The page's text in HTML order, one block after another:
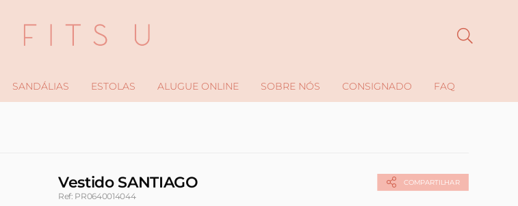
SANDÁLIAS ESTOLAS ALUGUE ONLINE SOBRE NÓS CONSIGNADO FAQ
COMPARTILHAR
Vestido SANTIAGO
Ref: PR0640014044